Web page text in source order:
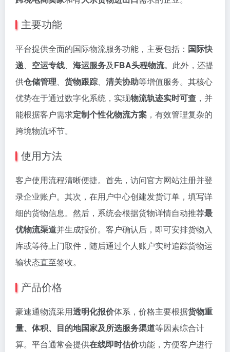
主要功能
平台提供全面的国际物流服务功能，主要包括： 国际快
递、 空运专线、 海运服务及FBA头程物流。此外，还提
供仓储管理、 货物跟踪、 清关协助等增值服务。其核心
优势在于通过数字化系统，实现物流轨迹实时可查 ，并
能根据客户需求定制个性化物流方案 ，有效管理复杂的
跨境物流环节。
使用方法
客户使用流程清晰便捷。首先，访问官方网站注册并登
录企业账户。其次，在用户中心创建发货订单，填写详
细的货物信息。然后，系统会根据货物详情自动推荐最
优物流渠道并生成报价。客户确认后，即可安排货物入
库或等待上门取件，随后通过个人账户实时追踪货物运
输状态直至签收。
产品价格
豪速通物流采用透明化报价体系，价格主要根据货物重
量、体积、目的地国家及所选服务渠道等因素综合计
算。平台通常会提供在线即时估价功能，方便客户进行